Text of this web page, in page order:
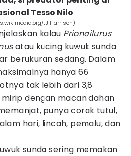
Tesso Nilo
JJ Harrison)
kalau Prionailurus
atau kucing kuwuk sunda
berukuran sedang. Dalam
hanya 66
tak lebih dari 3,8
mirip dengan macan dahan
punya corak tutul,
hari, lincah, pemalu, dan
sunda sering memakan